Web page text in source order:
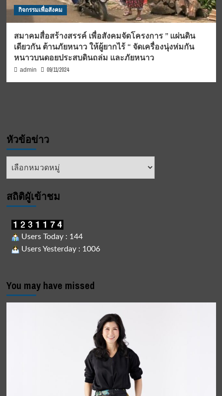
กิจกรรมเพื่อสังคม
สมาคมสื่อสร้างสรรค์ เพื่อสังคมจัดโครงการ ” แผ่นดิน
เดียวกัน ต้านภัยหนาว ให้ผู้ยากไร้ “ จัดเครื่องนุ่งห่มกัน
หนาวบนดอยประสบดินถล่ม และภัยหนาว
admin 09/11/2024
หัวข้อข่าว
หัวข้อ
สถิติผูัเข้าชม
Users Today : 144
Users Yesterday : 1006
You may have missed